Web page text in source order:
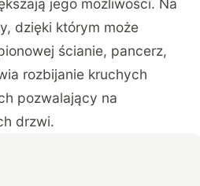
jego możliwości. Na
dzięki którym może
ścianie, pancerz,
rozbijanie kruchych
pozwalający na
drzwi.